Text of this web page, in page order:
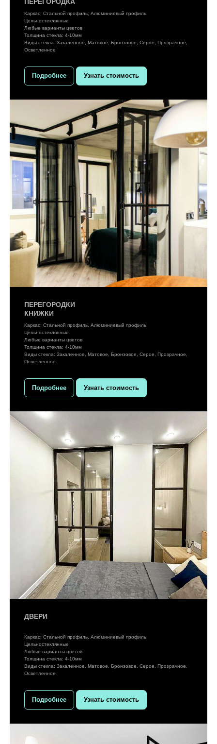
Каркас: Стальной профиль, Алюминиевый профиль,
Цельностеклянные
Любые варианты цветов
Толщина стекла: 4-10мм
Виды стекла: Закаленное, Матовое, Бронзовое, Серое, Прозрачное,
Осветленное
Подробнее Узнать стоимость
ПЕРЕГОРОДКИ
КНИЖКИ
Каркас: Стальной профиль, Алюминиевый профиль,
Цельностеклянные
Любые варианты цветов
Толщина стекла: 4-10мм
Виды стекла: Закаленное, Матовое, Бронзовое, Серое, Прозрачное,
Осветленное
Подробнее Узнать стоимость
ДВЕРИ
Каркас: Стальной профиль, Алюминиевый профиль,
Цельностеклянные
Любые варианты цветов
Толщина стекла: 4-10мм
Виды стекла: Закаленное, Матовое, Бронзовое, Серое, Прозрачное,
Осветленное
Подробнее Узнать стоимость